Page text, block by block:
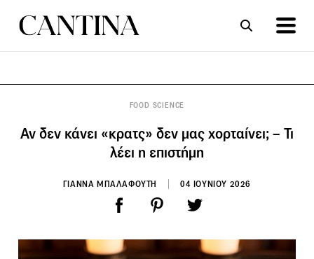
FOOD SCIENCE
Αν δεν κάνει «κρατς» δεν μας χορταίνει; – Τι
λέει η επιστήμη
ΓΙΑΝΝΑ ΜΠΑΛΑΦΟΥΤΗ 04 ΙΟΥΝΙΟΥ 2026